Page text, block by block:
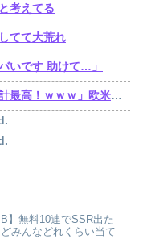
考えてる
てて大荒れ
いです 助けて…」
【画像】日本の富豪「数千万円する腕時計最高！ｗｗｗ」欧米の大富豪「…」
】無料10連でSSR出た
みんなどれくらい当て